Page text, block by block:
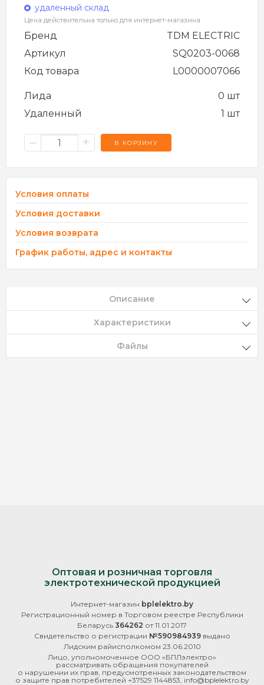
удаленный склад
Цена действительна только для интернет-магазина
Бренд
TDM ELECTRIC
Артикул
SQ0203-0068
Код товара
L0000007066
Лида
0 шт
Удаленный
1 шт
– + В КОРЗИНУ
Условия оплаты
Условия доставки
Условия возврата
График работы, адрес и контакты
Описание
Характеристики
Файлы
Оптовая и розничная торговля
электротехнической продукцией
Интернет-магазин bplelektro.by
Регистрационный номер в Торговом реестре Республики
Беларусь 364262 от 11.01.2017
Свидетельство о регистрации №590984939выдано
Лидским райисполкомом 23.06.2010
Лицо, уполномоченное ООО «БПЛэлектро»
рассматривать обращения покупателей
о нарушении их прав, предусмотренных законодательством
о защите прав потребителей +37529 1144853, info@bplelektro.by